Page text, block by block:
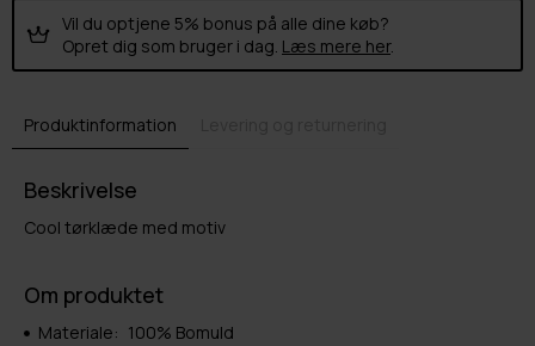
Vil du optjene 5% bonus på alle dine køb?
Opret dig som bruger i dag. Læs mere her.
Produktinformation
Beskrivelse
Cool tørklæde med motiv
Om produktet
Materiale: 100% Bomuld